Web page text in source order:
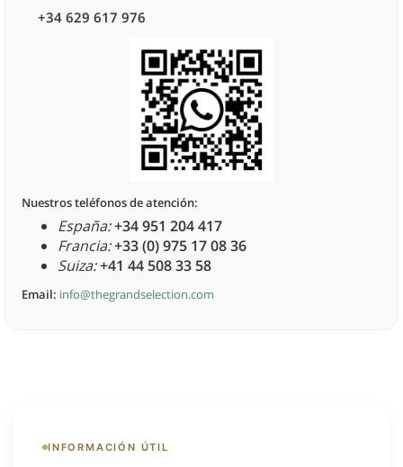
+34 629 617 976
Nuestros teléfonos de atención:
España:+34 951 204 417
Francia:+33 (0) 975 17 08 36
Suiza:+41 44 508 33 58
Email: info@thegrandselection.com
INFORMACIÓN ÚTIL